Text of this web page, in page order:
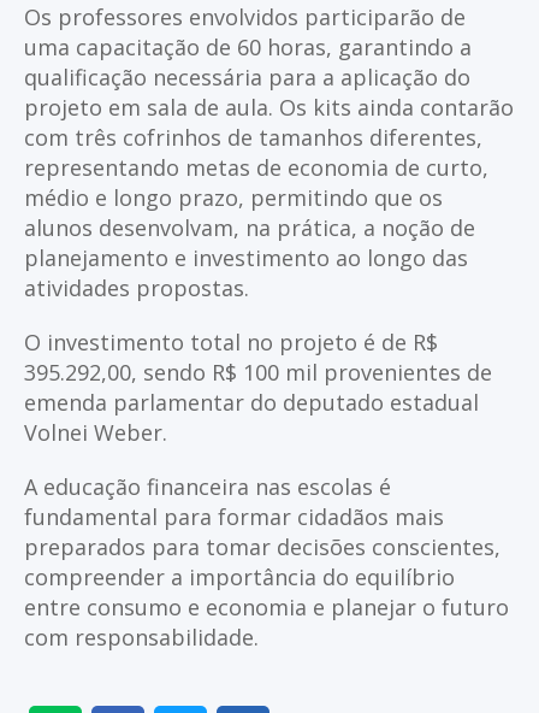
Os professores envolvidos participarão de
uma capacitação de 60 horas, garantindo a
qualificação necessária para a aplicação do
projeto em sala de aula. Os kits ainda contarão
com três cofrinhos de tamanhos diferentes,
representando metas de economia de curto,
médio e longo prazo, permitindo que os
alunos desenvolvam, na prática, a noção de
planejamento e investimento ao longo das
atividades propostas.
O investimento total no projeto é de R$
395.292,00, sendo R$ 100 mil provenientes de
emenda parlamentar do deputado estadual
Volnei Weber.
A educação financeira nas escolas é
fundamental para formar cidadãos mais
preparados para tomar decisões conscientes,
compreender a importância do equilíbrio
entre consumo e economia e planejar o futuro
com responsabilidade.